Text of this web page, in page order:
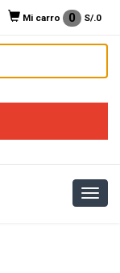
Mi carro 0 S/.0